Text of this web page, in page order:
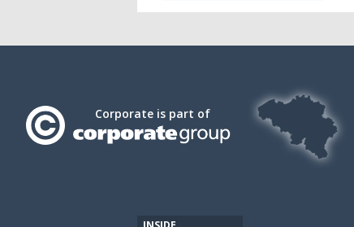
Corporate is part of